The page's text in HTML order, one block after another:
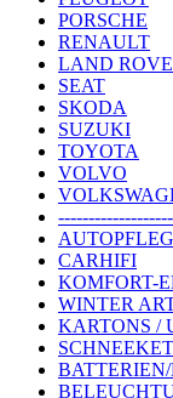
PORSCHE
RENAULT
LAND
SEAT
SKODA
SUZUKI
TOYOTA
VOLVO
CARHIFI
KOMFORT-
WINTER
KARTONS /